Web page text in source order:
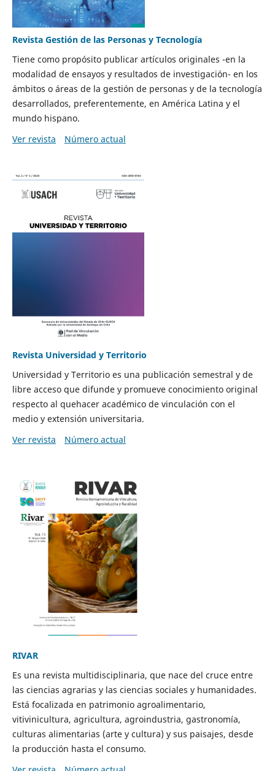
Revista Gestión de las Personas y Tecnología
Tiene como propósito publicar artículos originales -en la
modalidad de ensayos y resultados de investigación- en los
ámbitos o áreas de la gestión de personas y de la tecnología
desarrollados, preferentemente, en América Latina y el
mundo hispano.
Ver revista
Número actual
Revista Universidad y Territorio
Universidad y Territorio es una publicación semestral y de
libre acceso que difunde y promueve conocimiento original
respecto al quehacer académico de vinculación con el
medio y extensión universitaria.
Ver revista
Número actual
RIVAR
Es una revista multidisciplinaria, que nace del cruce entre
las ciencias agrarias y las ciencias sociales y humanidades.
Está focalizada en patrimonio agroalimentario,
vitivinicultura, agricultura, agroindustria, gastronomía,
culturas alimentarias (arte y cultura) y sus paisajes, desde
la producción hasta el consumo.